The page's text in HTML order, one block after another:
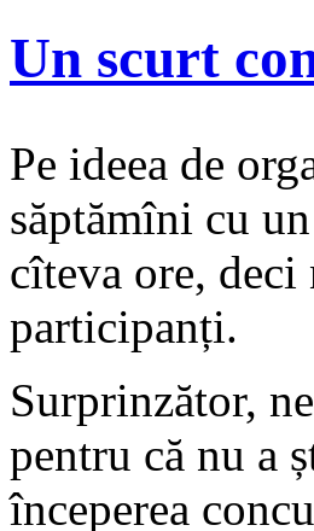
Un scurt
Pe ideea de
săptămîni cu
cîteva ore, deci
participanți.
Surprinzător,
pentru că nu a
începerea